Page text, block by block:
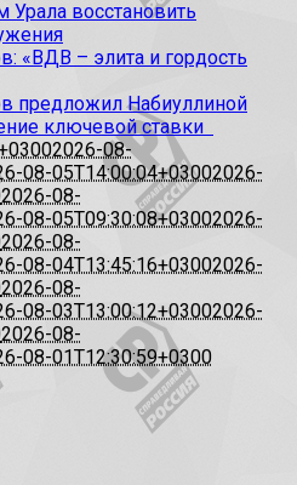
Урала восстановить
«ВДВ – элита и гордость
предложил Набиуллиной
ключевой ставки
2026-08-
08-05T14:00:04+03002026-
2026-08-
08-05T09:30:08+03002026-
2026-08-
08-04T13:45:16+03002026-
2026-08-
08-03T13:00:12+03002026-
2026-08-
08-01T12:30:59+0300